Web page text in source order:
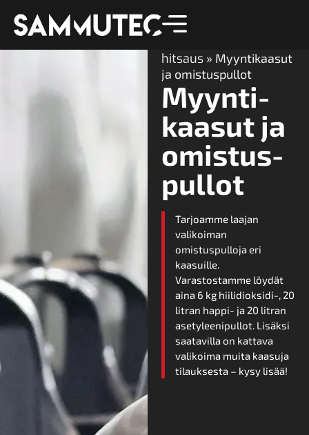
hitsaus» Myyntikaasut
ja omistuspullot
Myynti­
kaasut ja
omistus­
pullot
Tarjoamme laajan
valikoiman
omistuspulloja eri
kaasuille.
Varastostamme löydät
aina 6 kg hiilidioksidi-, 20
litran happi- ja 20 litran
asetyleenipullot. Lisäksi
saatavilla on kattava
valikoima muita kaasuja
tilauksesta – kysy lisää!